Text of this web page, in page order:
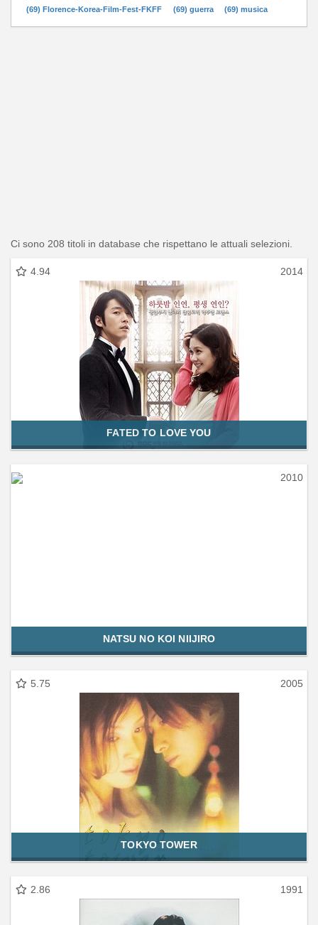
(69) Florence-Korea-Film-Fest-FKFF
(69) guerra (69) musica
Ci sono 208 titoli in database che rispettano le attuali selezioni.
4.94 2014
FATED TO LOVE YOU
2010
NATSU NO KOI NIIJIRO
5.75 2005
TOKYO TOWER
2.86 1991